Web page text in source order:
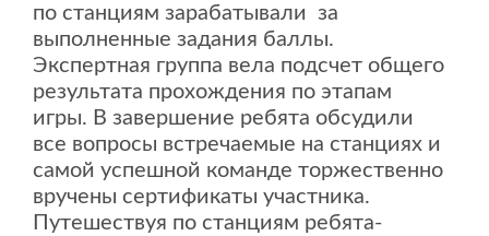
по станциям зарабатывали за
выполненные задания баллы.
Экспертная группа вела подсчет общего
результата прохождения по этапам
игры. В завершение ребята обсудили
все вопросы встречаемые на станциях и
самой успешной команде торжественно
вручены сертификаты участника.
Путешествуя по станциям ребята-